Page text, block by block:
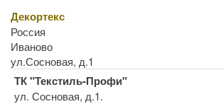
Декортекс
Россия
Иваново
ул.Сосновая, д.1
ТК "Текстиль-Профи"
ул. Сосновая, д.1.